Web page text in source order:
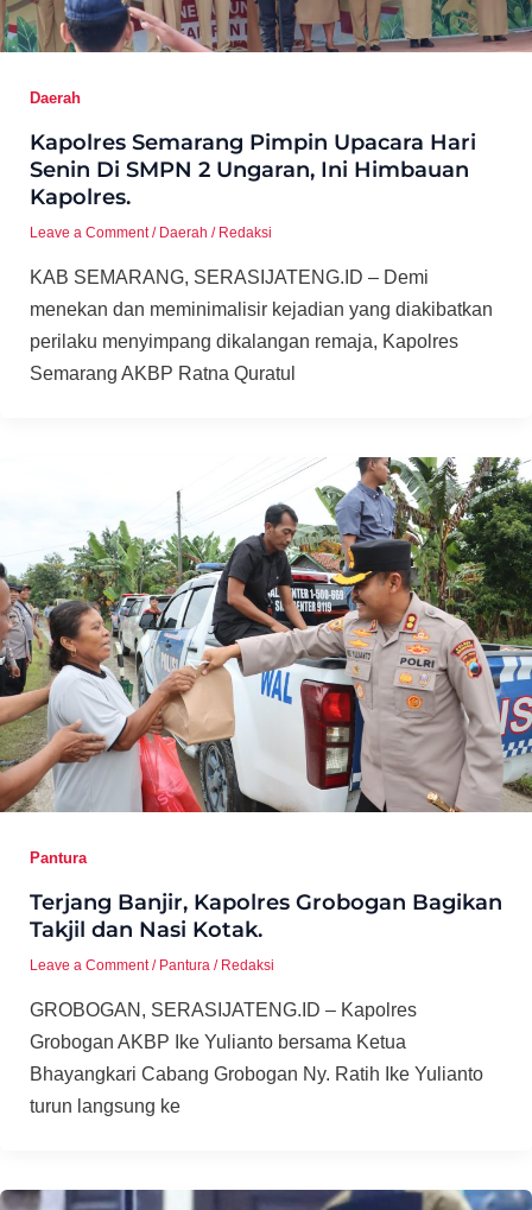
Daerah
Kapolres Semarang Pimpin Upacara Hari
Senin Di SMPN 2 Ungaran, Ini Himbauan
Kapolres.
Leave a Comment / Daerah / Redaksi
KAB SEMARANG, SERASIJATENG.ID – Demi
menekan dan meminimalisir kejadian yang diakibatkan
perilaku menyimpang dikalangan remaja, Kapolres
Semarang AKBP Ratna Quratul
Pantura
Terjang Banjir, Kapolres Grobogan Bagikan
Takjil dan Nasi Kotak.
Leave a Comment / Pantura/ Redaksi
GROBOGAN, SERASIJATENG.ID – Kapolres
Grobogan AKBP Ike Yulianto bersama Ketua
Bhayangkari Cabang Grobogan Ny. Ratih Ike Yulianto
turun langsung ke